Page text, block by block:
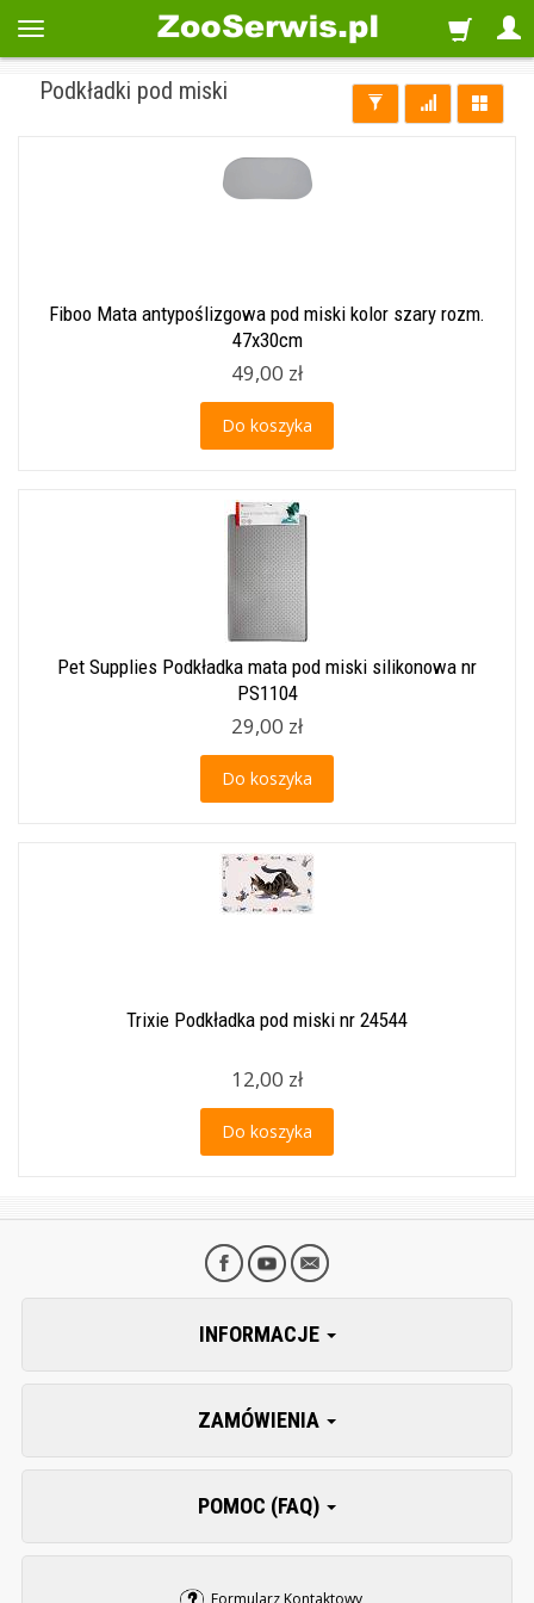
Podkładki pod miski
Fiboo Mata antypoślizgowa pod miski kolor szary rozm.
47x30cm
49,00 zł
Do koszyka
Pet Supplies Podkładka mata pod miski silikonowa nr
PS1104
29,00 zł
Do koszyka
Trixie Podkładka pod miski nr 24544
12,00 zł
Do koszyka
INFORMACJE
ZAMÓWIENIA
POMOC (FAQ)